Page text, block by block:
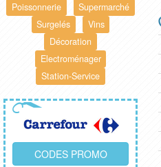
Poissonnerie
Supermarché
Surgelés
Vins
Décoration
Electroménager
Station-Service
CODES PROMO